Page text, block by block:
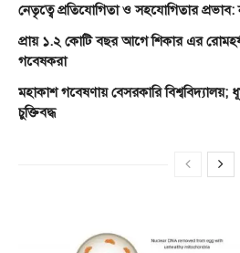
নেতৃত্বে প্রতিযোগিতা ও সহযোগিতার
প্রায় ১.২ কোটি বছর আগে শিকার এর
গবেষকরা
মহাকাশ গবেষণায় বেসরকারি
চুক্তিবদ্ধ